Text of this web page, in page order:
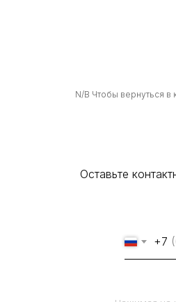
N/B Чтобы вернуться в
+7
Оставьте